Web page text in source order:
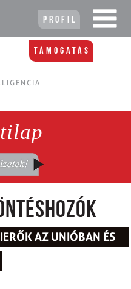
Profil
Támogatás
AZ UNIÓBAN ÉS